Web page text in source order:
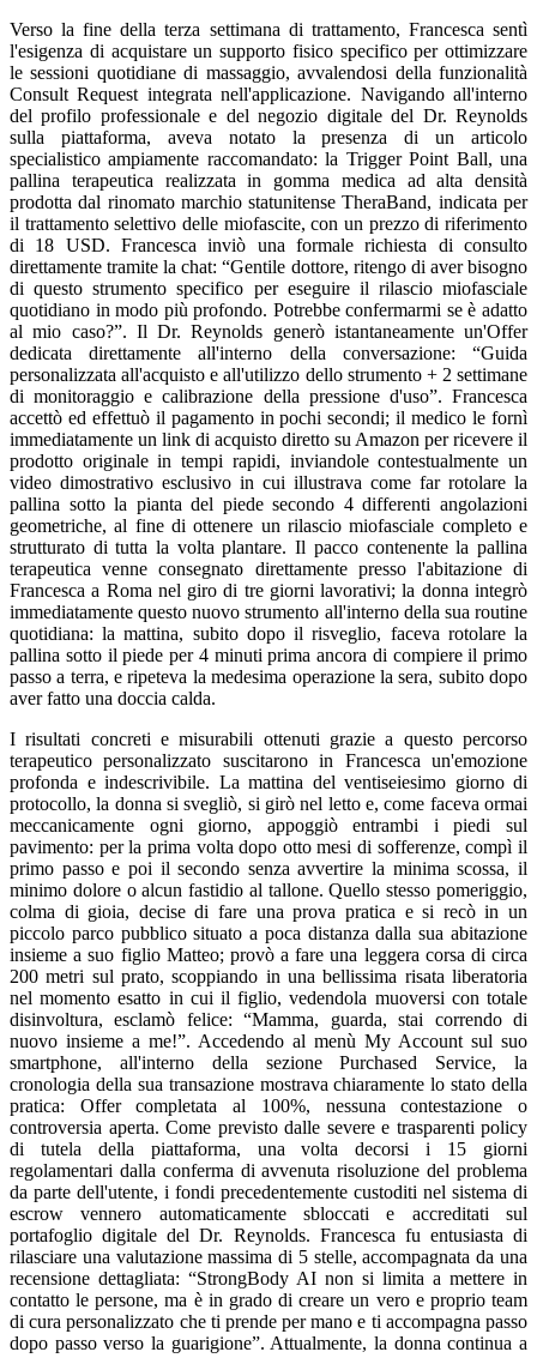
Verso la fine della terza settimana di trattamento, Francesca sentì
l'esigenza di acquistare un supporto fisico specifico per ottimizzare
le sessioni quotidiane di massaggio, avvalendosi della funzionalità
Consult Request integrata nell'applicazione. Navigando all'interno
del profilo professionale e del negozio digitale del Dr. Reynolds
sulla piattaforma, aveva notato la presenza di un articolo
specialistico ampiamente raccomandato: la Trigger Point Ball, una
pallina terapeutica realizzata in gomma medica ad alta densità
prodotta dal rinomato marchio statunitense TheraBand, indicata per
il trattamento selettivo delle miofascite, con un prezzo di riferimento
di 18 USD. Francesca inviò una formale richiesta di consulto
direttamente tramite la chat: “Gentile dottore, ritengo di aver bisogno
di questo strumento specifico per eseguire il rilascio miofasciale
quotidiano in modo più profondo. Potrebbe confermarmi se è adatto
al mio caso?”. Il Dr. Reynolds generò istantaneamente un'Offer
dedicata direttamente all'interno della conversazione: “Guida
personalizzata all'acquisto e all'utilizzo dello strumento + 2 settimane
di monitoraggio e calibrazione della pressione d'uso”. Francesca
accettò ed effettuò il pagamento in pochi secondi; il medico le fornì
immediatamente un link di acquisto diretto su Amazon per ricevere il
prodotto originale in tempi rapidi, inviandole contestualmente un
video dimostrativo esclusivo in cui illustrava come far rotolare la
pallina sotto la pianta del piede secondo 4 differenti angolazioni
geometriche, al fine di ottenere un rilascio miofasciale completo e
strutturato di tutta la volta plantare. Il pacco contenente la pallina
terapeutica venne consegnato direttamente presso l'abitazione di
Francesca a Roma nel giro di tre giorni lavorativi; la donna integrò
immediatamente questo nuovo strumento all'interno della sua routine
quotidiana: la mattina, subito dopo il risveglio, faceva rotolare la
pallina sotto il piede per 4 minuti prima ancora di compiere il primo
passo a terra, e ripeteva la medesima operazione la sera, subito dopo
aver fatto una doccia calda.
I risultati concreti e misurabili ottenuti grazie a questo percorso
terapeutico personalizzato suscitarono in Francesca un'emozione
profonda e indescrivibile. La mattina del ventiseiesimo giorno di
protocollo, la donna si svegliò, si girò nel letto e, come faceva ormai
meccanicamente ogni giorno, appoggiò entrambi i piedi sul
pavimento: per la prima volta dopo otto mesi di sofferenze, compì il
primo passo e poi il secondo senza avvertire la minima scossa, il
minimo dolore o alcun fastidio al tallone. Quello stesso pomeriggio,
colma di gioia, decise di fare una prova pratica e si recò in un
piccolo parco pubblico situato a poca distanza dalla sua abitazione
insieme a suo figlio Matteo; provò a fare una leggera corsa di circa
200 metri sul prato, scoppiando in una bellissima risata liberatoria
nel momento esatto in cui il figlio, vedendola muoversi con totale
disinvoltura, esclamò felice: “Mamma, guarda, stai correndo di
nuovo insieme a me!”. Accedendo al menù My Account sul suo
smartphone, all'interno della sezione Purchased Service, la
cronologia della sua transazione mostrava chiaramente lo stato della
pratica: Offer completata al 100%, nessuna contestazione o
controversia aperta. Come previsto dalle severe e trasparenti policy
di tutela della piattaforma, una volta decorsi i 15 giorni
regolamentari dalla conferma di avvenuta risoluzione del problema
da parte dell'utente, i fondi precedentemente custoditi nel sistema di
escrow vennero automaticamente sbloccati e accreditati sul
portafoglio digitale del Dr. Reynolds. Francesca fu entusiasta di
rilasciare una valutazione massima di 5 stelle, accompagnata da una
recensione dettagliata: “StrongBody AI non si limita a mettere in
contatto le persone, ma è in grado di creare un vero e proprio team
di cura personalizzato che ti prende per mano e ti accompagna passo
dopo passo verso la guarigione”. Attualmente, la donna continua a